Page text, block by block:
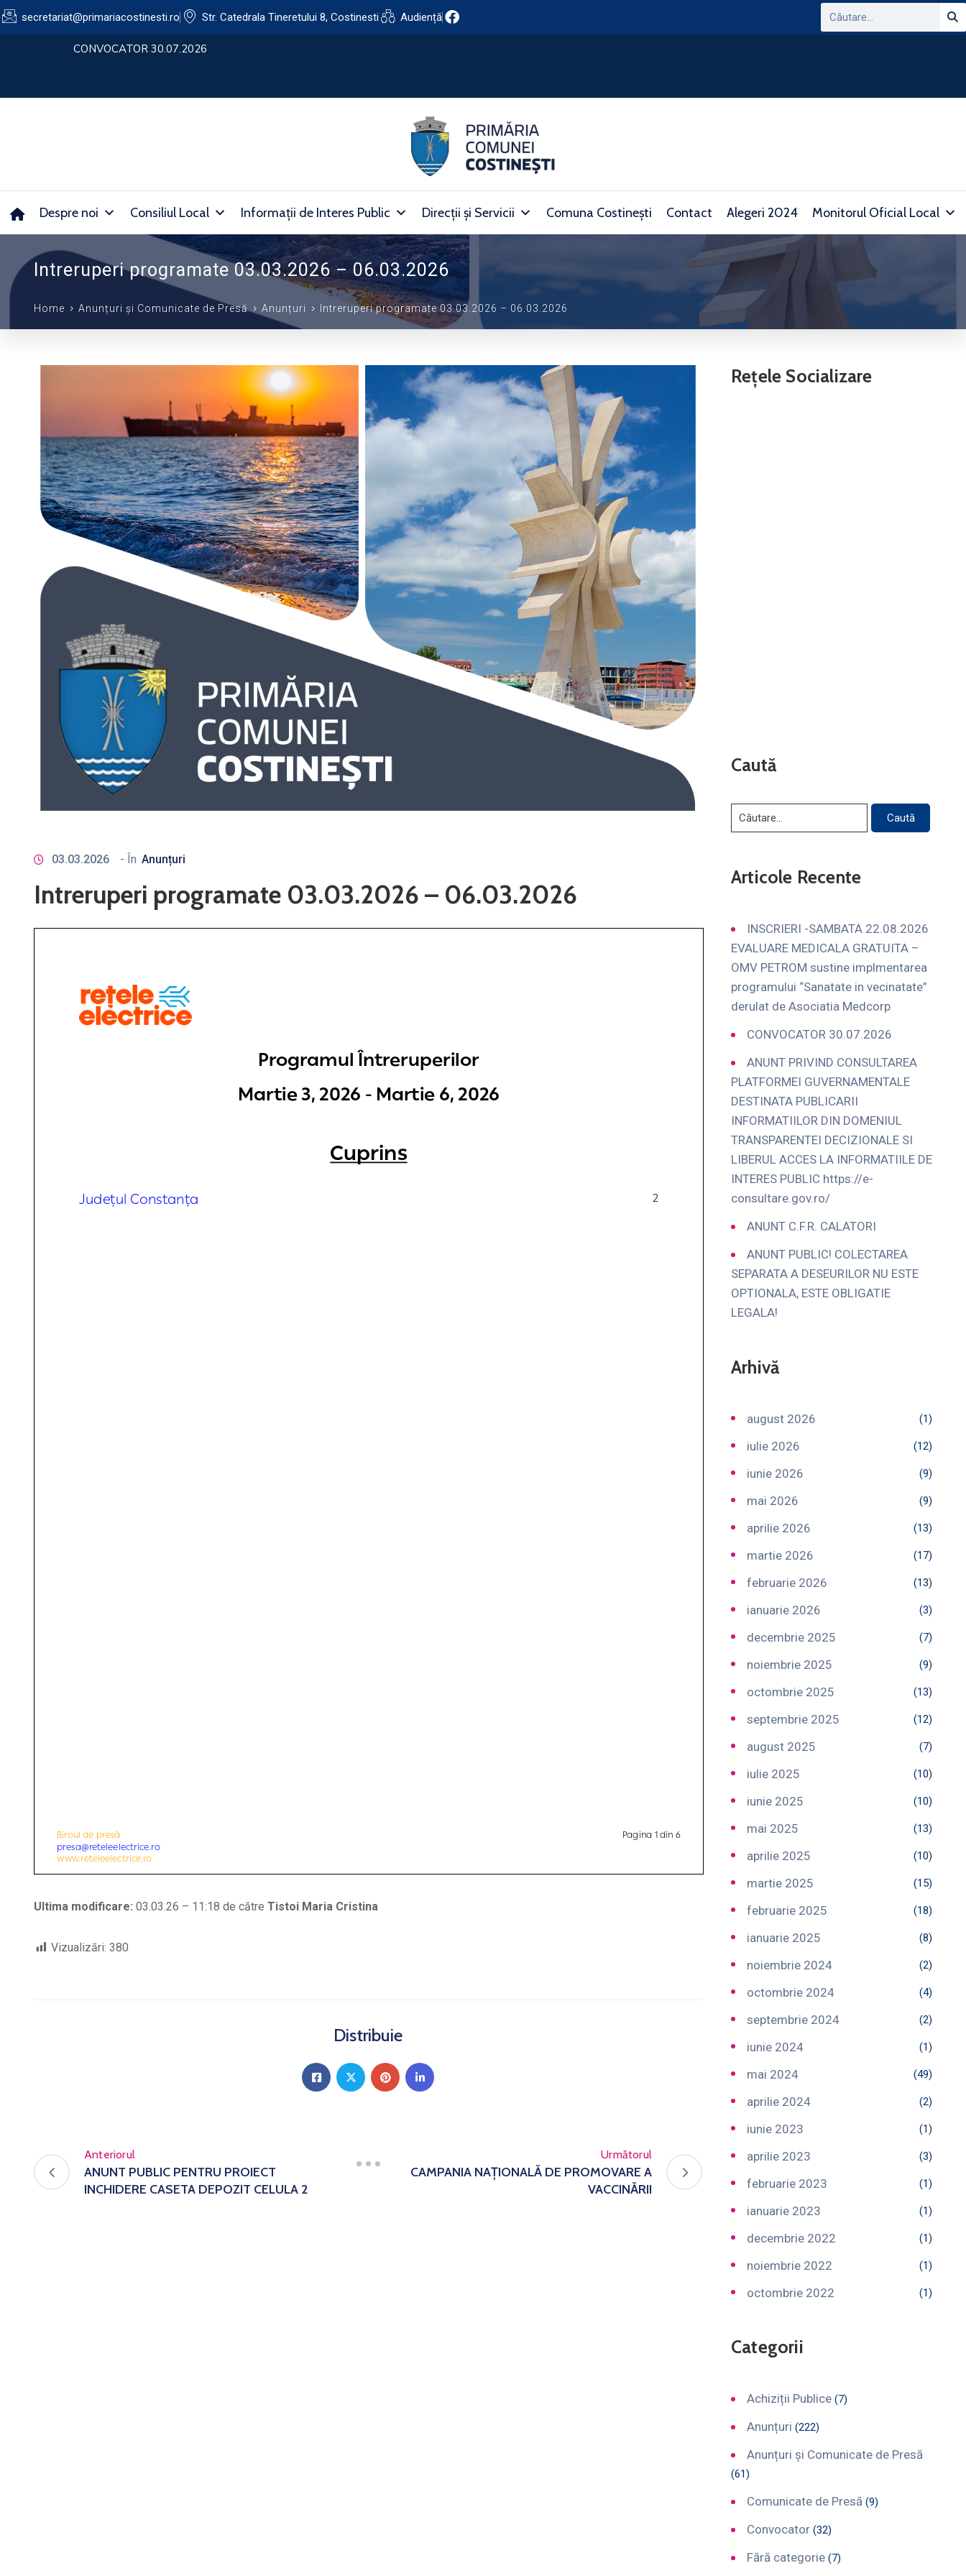
secretariat@primariacostinesti.ro​ Str. Catedrala Tineretului 8, Costinesti Audiență
CONVOCATOR 30.07.2026
Despre noi Consiliul Local Informații de Interes Public Direcții și Servicii Comuna Costinești Contact Alegeri 2024 Monitorul Oficial Local
Intreruperi programate 03.03.2026 – 06.03.2026
Home Anunțuri și Comunicate de Presă Anunțuri Intreruperi programate 03.03.2026 – 06.03.2026
03.03.2026 - În Anunțuri
Intreruperi programate 03.03.2026 – 06.03.2026
Ultima modificare: 03.03.26 – 11:18 de către Tistoi Maria Cristina
Vizualizări: 380
Distribuie
Anteriorul
ANUNT PUBLIC PENTRU PROIECT
INCHIDERE CASETA DEPOZIT CELULA 2
Următorul
CAMPANIA NAȚIONALĂ DE PROMOVARE A
VACCINĂRII
Rețele Socializare
Caută
Articole Recente
INSCRIERI -SAMBATA 22.08.2026
EVALUARE MEDICALA GRATUITA –
OMV PETROM sustine implmentarea
programului “Sanatate in vecinatate”
derulat de Asociatia Medcorp
CONVOCATOR 30.07.2026
ANUNT PRIVIND CONSULTAREA
PLATFORMEI GUVERNAMENTALE
DESTINATA PUBLICARII
INFORMATIILOR DIN DOMENIUL
TRANSPARENTEI DECIZIONALE SI
LIBERUL ACCES LA INFORMATIILE DE
INTERES PUBLIC https://e-
consultare.gov.ro/
ANUNT C.F.R. CALATORI
ANUNT PUBLIC! COLECTAREA
SEPARATA A DESEURILOR NU ESTE
OPTIONALA, ESTE OBLIGATIE
LEGALA!
Arhivă
august 2026 (1)
iulie 2026 (12)
iunie 2026 (9)
mai 2026 (9)
aprilie 2026 (13)
martie 2026 (17)
februarie 2026 (13)
ianuarie 2026 (3)
decembrie 2025 (7)
noiembrie 2025 (9)
octombrie 2025 (13)
septembrie 2025 (12)
august 2025 (7)
iulie 2025 (10)
iunie 2025 (10)
mai 2025 (13)
aprilie 2025 (10)
martie 2025 (15)
februarie 2025 (18)
ianuarie 2025 (8)
noiembrie 2024 (2)
octombrie 2024 (4)
septembrie 2024 (2)
iunie 2024 (1)
mai 2024 (49)
aprilie 2024 (2)
iunie 2023 (1)
aprilie 2023 (3)
februarie 2023 (1)
ianuarie 2023 (1)
decembrie 2022 (1)
noiembrie 2022 (1)
octombrie 2022 (1)
Categorii
Achiziții Publice (7)
Anunțuri (222)
Anunțuri și Comunicate de Presă
(61)
Comunicate de Presă (9)
Convocator (32)
Fără categorie (7)